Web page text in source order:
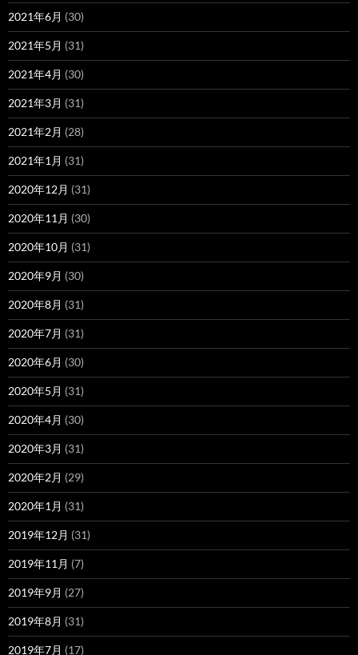
2021年6月 (30)
2021年5月 (31)
2021年4月 (30)
2021年3月 (31)
2021年2月 (28)
2021年1月 (31)
2020年12月 (31)
2020年11月 (30)
2020年10月 (31)
2020年9月 (30)
2020年8月 (31)
2020年7月 (31)
2020年6月 (30)
2020年5月 (31)
2020年4月 (30)
2020年3月 (31)
2020年2月 (29)
2020年1月 (31)
2019年12月 (31)
2019年11月 (7)
2019年9月 (27)
2019年8月 (31)
2019年7月 (17)